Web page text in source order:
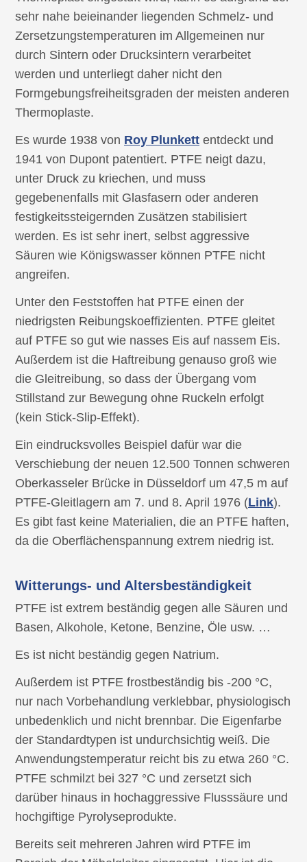
sehr nahe beieinander liegenden Schmelz- und
Zersetzungstemperaturen im Allgemeinen nur
durch Sintern oder Drucksintern verarbeitet
werden und unterliegt daher nicht den
Formgebungsfreiheitsgraden der meisten anderen
Thermoplaste.
Es wurde 1938 von Roy Plunkett entdeckt und
1941 von Dupont patentiert. PTFE neigt dazu,
unter Druck zu kriechen, und muss
gegebenenfalls mit Glasfasern oder anderen
festigkeitssteigernden Zusätzen stabilisiert
werden. Es ist sehr inert, selbst aggressive
Säuren wie Königswasser können PTFE nicht
angreifen.
Unter den Feststoffen hat PTFE einen der
niedrigsten Reibungskoeffizienten. PTFE gleitet
auf PTFE so gut wie nasses Eis auf nassem Eis.
Außerdem ist die Haftreibung genauso groß wie
die Gleitreibung, so dass der Übergang vom
Stillstand zur Bewegung ohne Ruckeln erfolgt
(kein Stick-Slip-Effekt).
Ein eindrucksvolles Beispiel dafür war die
Verschiebung der neuen 12.500 Tonnen schweren
Oberkasseler Brücke in Düsseldorf um 47,5 m auf
PTFE-Gleitlagern am 7. und 8. April 1976 (Link).
Es gibt fast keine Materialien, die an PTFE haften,
da die Oberflächenspannung extrem niedrig ist.
Witterungs- und Altersbeständigkeit
PTFE ist extrem beständig gegen alle Säuren und
Basen, Alkohole, Ketone, Benzine, Öle usw. …
Es ist nicht beständig gegen Natrium.
Außerdem ist PTFE frostbeständig bis -200 °C,
nur nach Vorbehandlung verklebbar, physiologisch
unbedenklich und nicht brennbar. Die Eigenfarbe
der Standardtypen ist undurchsichtig weiß. Die
Anwendungstemperatur reicht bis zu etwa 260 °C.
PTFE schmilzt bei 327 °C und zersetzt sich
darüber hinaus in hochaggressive Flusssäure und
hochgiftige Pyrolyseprodukte.
Bereits seit mehreren Jahren wird PTFE im